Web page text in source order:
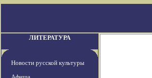
ЛИТЕРАТУРА
Новости русской культуры